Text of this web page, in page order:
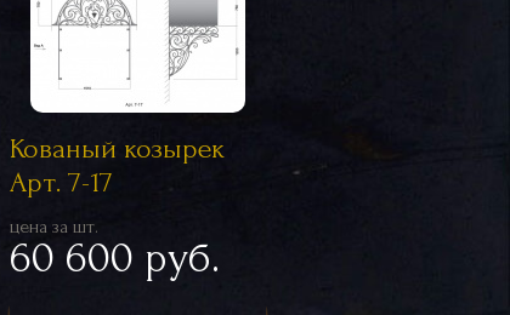
Кованый козырек
Арт. 7-17
цена за шт.
60 600 руб.